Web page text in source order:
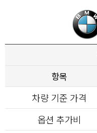
항목
차량 기준 가격
옵션 추가비